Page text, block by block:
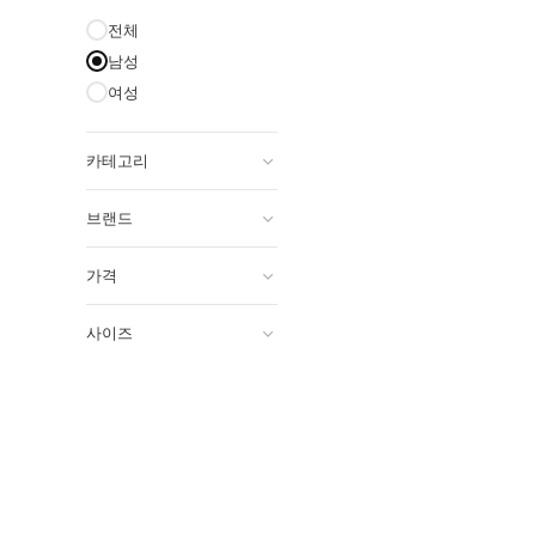
전체
남성
여성
카테고리
브랜드
가격
사이즈